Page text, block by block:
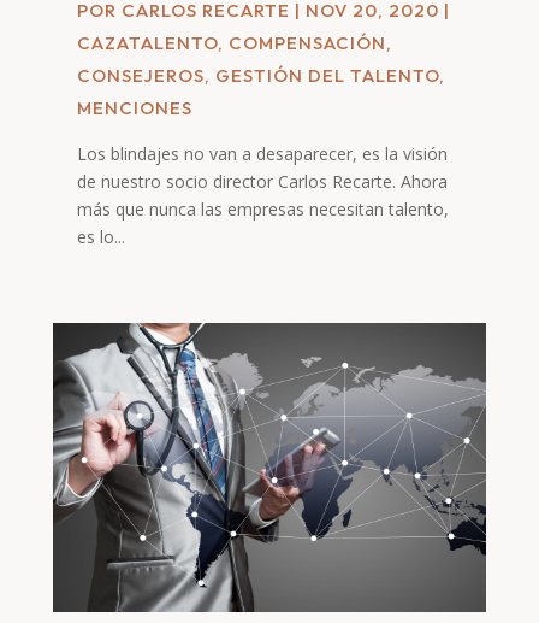
POR CARLOS RECARTE | NOV 20, 2020 |
CAZATALENTO, COMPENSACIÓN,
CONSEJEROS, GESTIÓN DEL TALENTO,
MENCIONES
Los blindajes no van a desaparecer, es la visión
de nuestro socio director Carlos Recarte. Ahora
más que nunca las empresas necesitan talento,
es lo...